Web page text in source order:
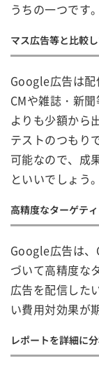
うちの一つです。
マス広告等と比較
Google広告は
CMや雑誌・新
よりも少額から
テストのつもり
可能なので、成
といいでしょう。
高精度なターゲテ
Google広告は
づいて高精度な
広告を配信した
い費用対効果が
レポートを詳細に